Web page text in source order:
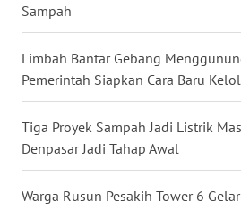
Sampah
Limbah Bantar Gebang
Pemerintah Siapkan Cara Baru
Tiga Proyek Sampah Jadi Listrik
Denpasar Jadi Tahap Awal
Warga Rusun Pesakih Tower 6
WN
BENGKULU
WN
LAMPUNG
WN